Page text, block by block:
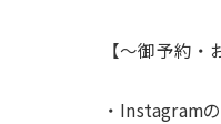
【〜御予約・
・Instagram